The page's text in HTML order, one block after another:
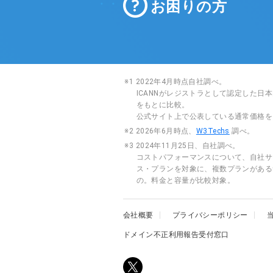
お困りの方
※1 2022年4月時点自社調べ。
ICANNがレジストラとして認定した日
をもとに比較。
公式サイト上で公表している通常価格
※2 2026年6月時点、 W3Techs 調べ。
※3 2024年11月25日、自社調べ。
コストパフォーマンスについて、自社
ス・プランを対象に、複数プランがあ
の。料金と容量が比較対象。
会社概要 プライバシーポリシー
ドメイン不正利用報告受付窓口